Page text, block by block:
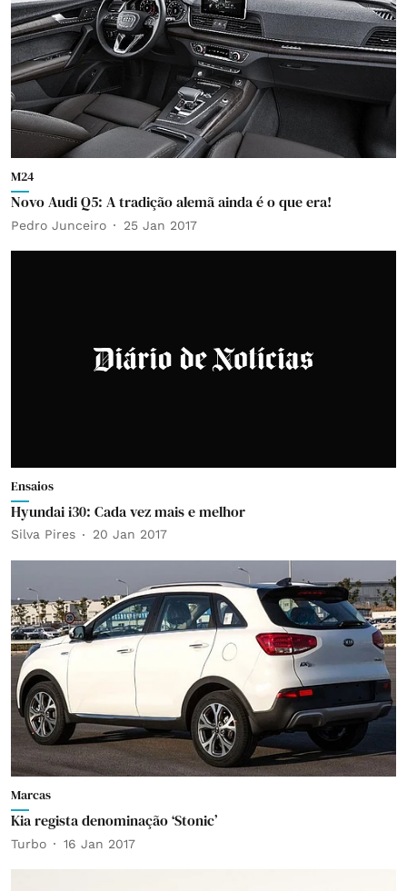
M24
Novo Audi Q5: A tradição alemã ainda é o que era!
Pedro Junceiro 25 Jan 2017
Ensaios
Hyundai i30: Cada vez mais e melhor
Silva Pires 20 Jan 2017
Marcas
Kia regista denominação ‘Stonic’
Turbo 16 Jan 2017